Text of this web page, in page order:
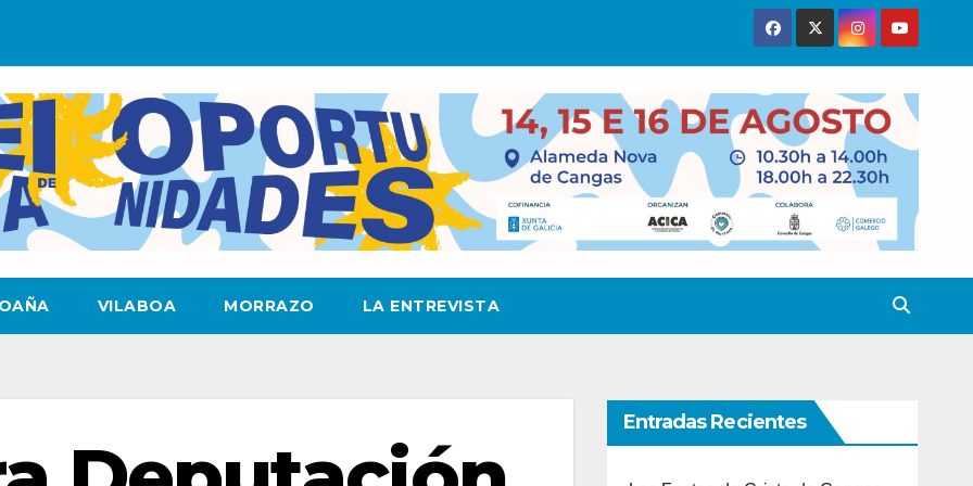
VILABOA MORRAZO LA ENTREVISTA
Entradas Recientes